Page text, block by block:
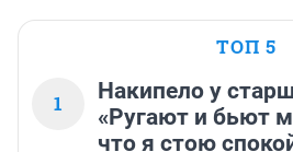
ТОП 5
1
Накипело у
«Ругают и бьют
что я стою